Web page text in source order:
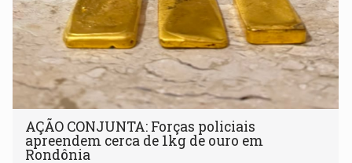
AÇÃO CONJUNTA: Forças policiais
apreendem cerca de 1kg de ouro em
Rondônia